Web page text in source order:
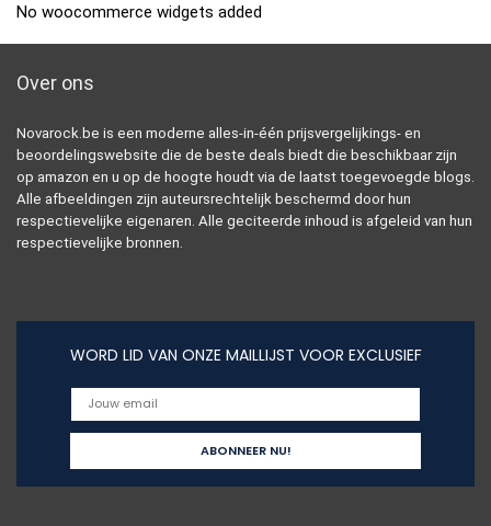
No woocommerce widgets added
Over ons
Novarock.be is een moderne alles-in-één prijsvergelijkings- en
beoordelingswebsite die de beste deals biedt die beschikbaar zijn
op amazon en u op de hoogte houdt via de laatst toegevoegde blogs.
Alle afbeeldingen zijn auteursrechtelijk beschermd door hun
respectievelijke eigenaren. Alle geciteerde inhoud is afgeleid van hun
respectievelijke bronnen.
WORD LID VAN ONZE MAILLIJST VOOR EXCLUSIEF